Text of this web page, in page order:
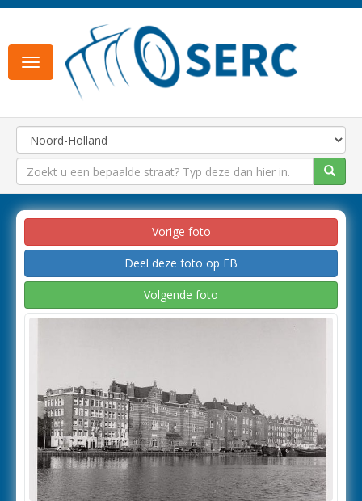
Toggle
navigation
Vorige foto
Deel deze foto op FB
Volgende foto